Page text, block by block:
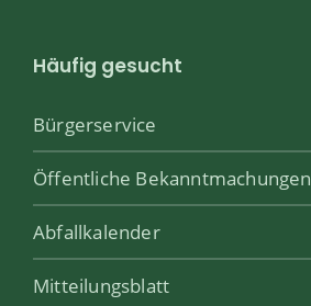
Häufig gesucht
Bürgerservice
Öffentliche Bekanntmachungen
Abfallkalender
Mitteilungsblatt